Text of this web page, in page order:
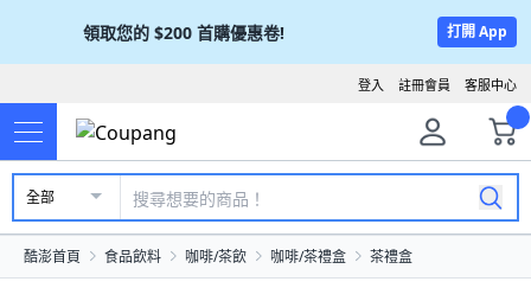
領取您的 $200 首購優惠卷! 打開 App
客服中心
註冊會員
登入
全部
酷澎首頁 食品飲料 咖啡/茶飲 咖啡/茶禮盒 茶禮盒